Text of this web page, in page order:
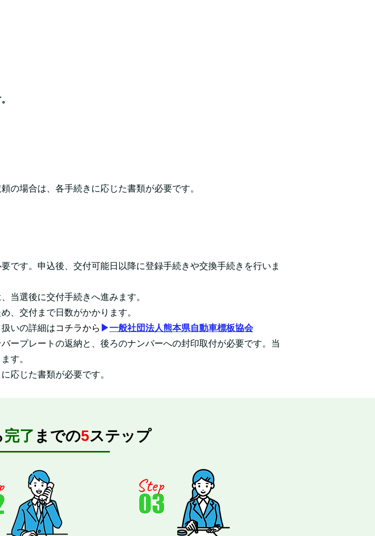
の場合は、各手続きに応じた書類が必要です。
です。申込後、交付可能日以降に登録手続きや交換手続きを行いま
当選後に交付手続きへ進みます。
、交付まで日数がかかります。
いの詳細はコチラから ▶一般社団法人熊本県自動車標板協会
ープレートの返納と、後ろのナンバーへの封印取付が必要です。当
す。
応じた書類が必要です。
完了 までの5ステップ
03
Step